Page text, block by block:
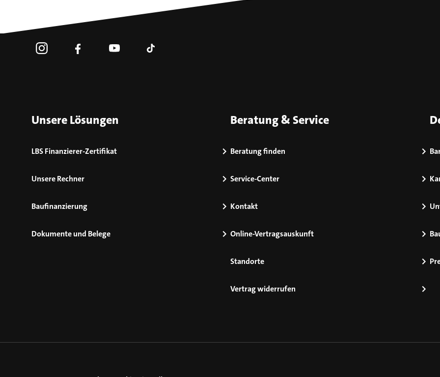
Unsere Lösungen
LBS Finanzierer-Zertifikat
Unsere Rechner
Baufinanzierung
Dokumente und Belege
Beratung & Service
Beratung finden
Service-Center
Kontakt
Online-Vertragsauskunft
Standorte
Vertrag widerrufen